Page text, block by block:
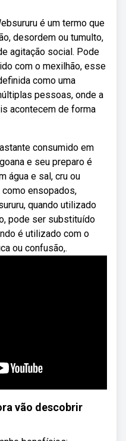
é um termo que
desordem ou tumulto,
agitação social. Pode
com o mexilhão, esse
como uma
pessoas, onde a
acontecem de forma
consumido em
e seu preparo é
água e sal, cru ou
ensopados,
quando utilizado
pode ser substituído
é utilizado com o
ou confusão,.
vão descobrir